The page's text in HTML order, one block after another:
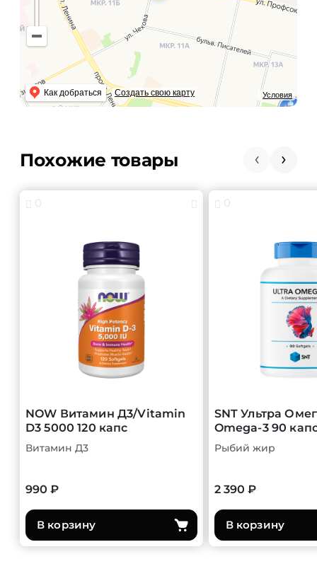
Условия
Как добраться Создать свою карту
Похожие товары
0
NOW Витамин Д3/Vitamin
D3 5000 120 капс
Витамин Д3
990 ₽
В корзину
0
SNT Ультра
Omega-3 90
Рыбий жир
2 390 ₽
В корзину